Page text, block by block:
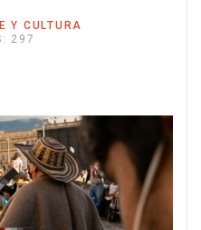
Y CULTURA
297